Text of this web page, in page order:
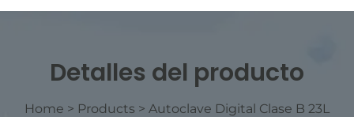
Detalles del producto
Home > Products > Autoclave Digital Clase B 23L